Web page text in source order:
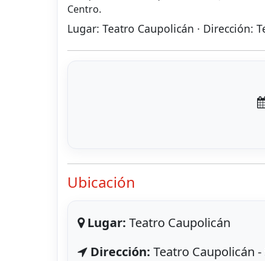
Centro.
Lugar: Teatro Caupolicán · Dirección:
Ubicación
Lugar: Teatro Caupolicán
Dirección: Teatro Caupolicán